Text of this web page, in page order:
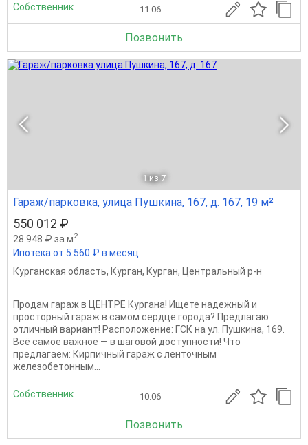
Собственник 11.06
Позвонить
1 из 7
Гараж/парковка, улица Пушкина, 167, д. 167, 19 м²
550 012 ₽
28 948 ₽ за м2
Ипотека от 5 560 ₽ в месяц
Курганская область, Курган, Курган, Центральный р-н
Продам гараж в ЦЕНТРЕ Кургана! Ищете надежный и
просторный гараж в самом сердце города? Предлагаю
отличный вариант! Расположение: ГСК на ул. Пушкина, 169.
Всё самое важное — в шаговой доступности! Что
предлагаем: Кирпичный гараж с ленточным
железобетонным...
Собственник 10.06
Позвонить